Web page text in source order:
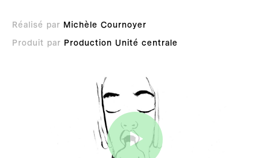
Réalisé par Michèle Cournoyer
Produit par Production Unité centrale